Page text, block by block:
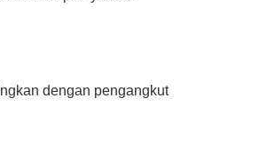
dengan pengangkut